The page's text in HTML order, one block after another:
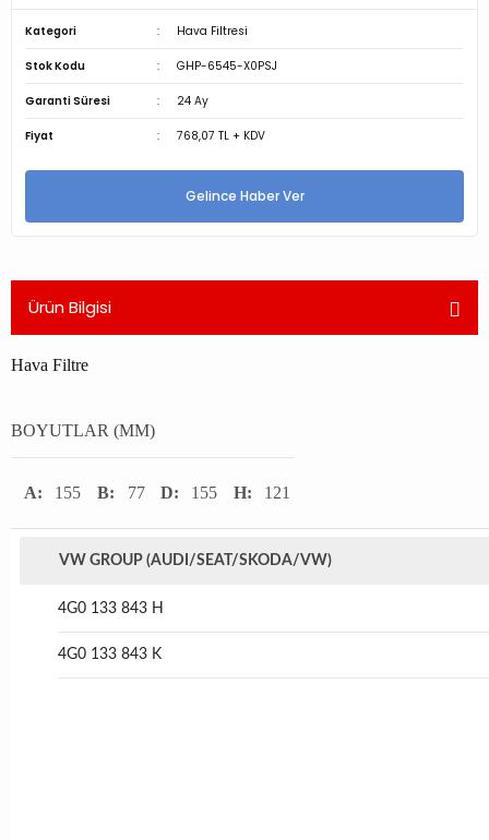
Kategori Hava Filtresi
Stok Kodu GHP-6545-X0PSJ
Garanti Süresi 24 Ay
Fiyat 768,07 TL + KDV
Gelince Haber Ver
Ürün Bilgisi
Hava Filtre
BOYUTLAR (MM)
A: 155 B: 77 D: 155 H: 121
VW GROUP (AUDI/SEAT/SKODA/VW)
4G0 133 843 H
4G0 133 843 K